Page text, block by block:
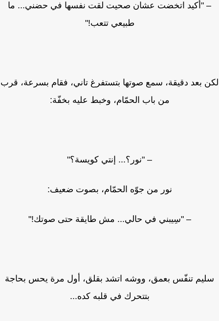
"أكيد اتخضت عشان صحيت لقت نفسها في حضني... ما
طبيعي تتعب!"
بعد دقيقة، سمع صوتها بتستفرغ تاني، فقام بسرعة، قرب
من باب الحمّام، وخبط عليه بخفّة:
– "نور؟... إنتي كويسة؟"
نور من جوّه الحمّام، بصوت ضعيف:
– "سِيبني في حالي... مش طايقة حتى صوتك!"
تنفّس بعمق، ووشه اتشد بقلق، أول مرة يحس بحاجة
بتتحرك في قلبه كده...